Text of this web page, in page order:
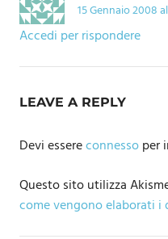
15 Gennaio 2008
Accedi per rispondere
LEAVE A REPLY
Devi essereconnessoper
Questo sito utilizza
come vengono elaborati